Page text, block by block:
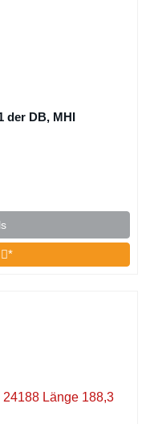
der DB, MHI
*